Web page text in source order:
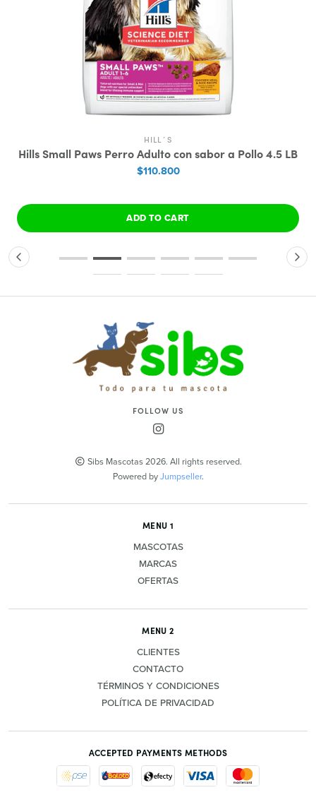
HILL´S
Hills Small Paws Perro Adulto con sabor a Pollo 4.5 LB
$110.800
ADD TO CART
FOLLOW US
Sibs Mascotas 2026. All rights reserved.
Powered byJumpseller.
MENU 1
MASCOTAS
MARCAS
OFERTAS
MENU 2
CLIENTES
CONTACTO
TÉRMINOS Y CONDICIONES
POLÍTICA DE PRIVACIDAD
ACCEPTED PAYMENTS METHODS